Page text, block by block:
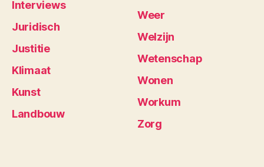
Interviews
Juridisch
Justitie
Klimaat
Kunst
Landbouw
Weer
Welzijn
Wetenschap
Wonen
Workum
Zorg